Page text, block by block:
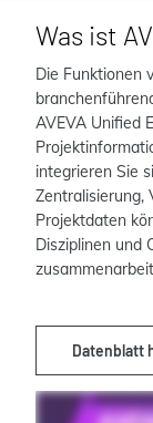
Was ist
Die Funktionen
AVEVA Unified
integrieren Sie
Zentralisierung,
Projektdaten
Disziplinen und
Datenblatt